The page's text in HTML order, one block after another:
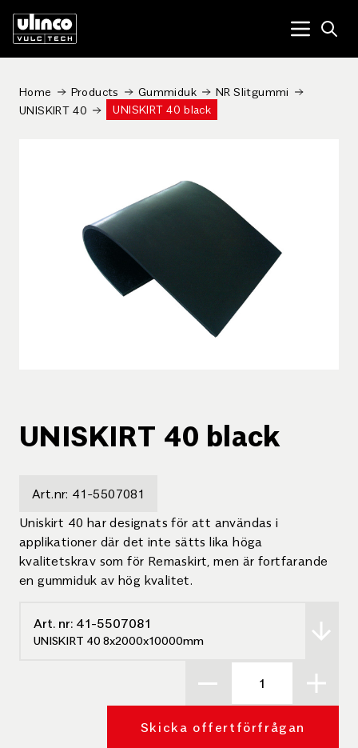
Menu
Home Products Gummiduk
NR Slitgummi
UNISKIRT 40
UNISKIRT 40 black
UNISKIRT 40 black
Art.nr: 41-5507081
Uniskirt 40 har designats för att användas i
applikationer där det inte sätts lika höga
kvalitetskrav som för Remaskirt, men är fortfarande
en gummiduk av hög kvalitet.
Art. nr: 41-5507081
UNISKIRT 40 8x2000x10000mm
Skicka offertförfrågan